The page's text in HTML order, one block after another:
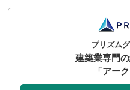
プリズム
建築業専門
「アー